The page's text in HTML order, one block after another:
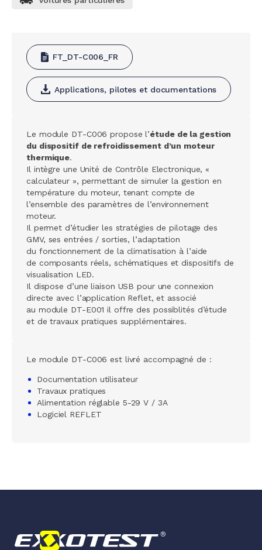
FT_DT-C006_FR
Applications, pilotes et documentations
Le module DT-C006 propose l’étude de la gestion
du dispositif de refroidissement d’un moteur
thermique.
Il intègre une Unité de Contrôle Electronique, «
calculateur », permettant de simuler la gestion en
température du moteur, tenant compte de
l’ensemble des paramètres de l’environnement
moteur.
Il permet d’étudier les stratégies de pilotage des
GMV, ses entrées / sorties, l’adaptation
du fonctionnement de la climatisation à l’aide
de composants réels, schématiques et dispositifs de
visualisation LED.
Il dispose d’une liaison USB pour une connexion
directe avec l’application Reflet, et associé
au module DT-E001 il offre des possiblités d’étude
et de travaux pratiques supplémentaires.
Le module DT-C006 est livré accompagné de :
Documentation utilisateur
Travaux pratiques
Alimentation réglable 5-29 V / 3A
Logiciel REFLET